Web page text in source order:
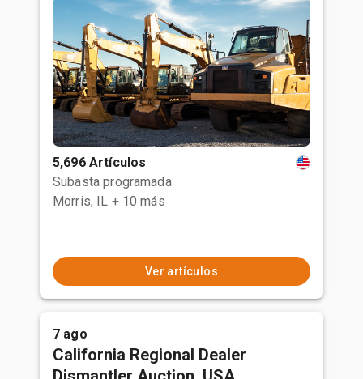
5,696 Artículos
Subasta programada
Morris, IL + 10 más
Ver artículos
7 ago
California Regional Dealer